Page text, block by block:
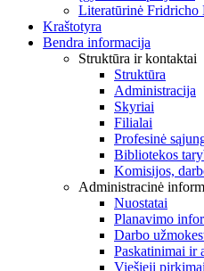
Literatūrinė Fridricho
Kraštotyra
Bendra informacija
Struktūra ir kontaktai
Struktūra
Administracija
Skyriai
Filialai
Profesinė
Bibliotekos
Komisijos,
Administracinė
Nuostatai
Planavimo
Darbo
Paskatinimai ir
Viešieji pirkimai